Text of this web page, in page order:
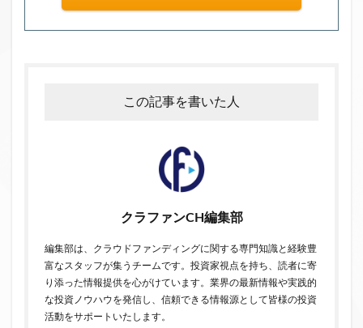
この記事を書いた人
クラファンCH編集部
編集部は、クラウドファンディングに関する専門知識と経験豊
富なスタッフが集うチームです。投資家視点を持ち、読者に寄
り添った情報提供を心がけています。業界の最新情報や実践的
な投資ノウハウを発信し、信頼できる情報源として皆様の投資
活動をサポートいたします。